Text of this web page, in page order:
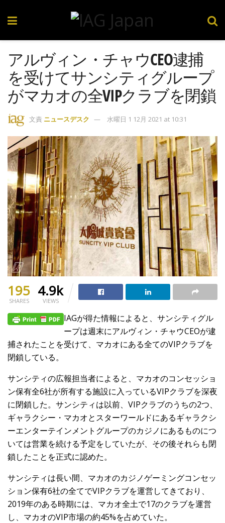
アルヴィン・チャウCEO逮捕
を受けてサンシティグループ
がマカオの全VIPクラブを閉鎖
文責 ニュースデスク 水曜日 1 12月 2021 at 10:31
195
SHARES
4.9k
VIEWS
IAGが得た情報によると、サンシティグル
ープは週末にアルヴィン・チャウCEOが逮
捕されたことを受けて、マカオにある全てのVIPクラブを
閉鎖している。
サンシティの広報担当者によると、マカオのコンセッショ
ン保有全6社が所有する施設に入っているVIPクラブを深夜
に閉鎖した。サンシティは以前、VIPクラブのうちの2つ、
ギャラクシー・マカオとスターワールドにあるギャラクシ
ーエンターテインメントグループのカジノにあるものにつ
いては営業を続ける予定をしていたが、その後それらも閉
鎖したことを正式に認めた。
サンシティは長い間、マカオのカジノゲーミングコンセッ
ション保有6社の全てでVIPクラブを運営してきており、
2019年のある時期には、マカオ全土で17のクラブを運営
し、マカオのVIP市場の約45%を占めていた。